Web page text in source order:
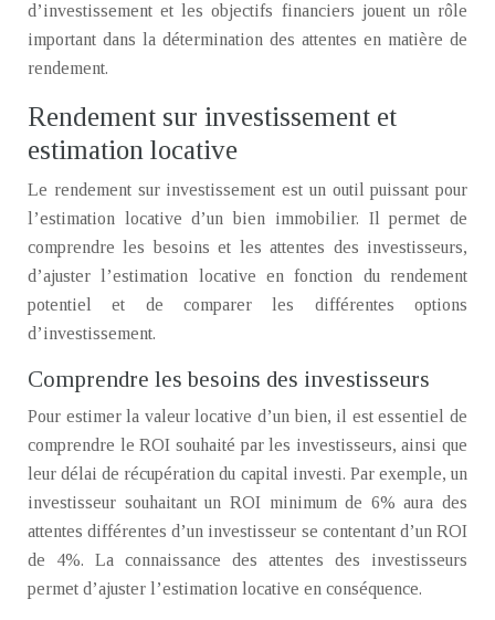
d’investissement et les objectifs financiers jouent un rôle
important dans la détermination des attentes en matière de
rendement.
Rendement sur investissement et
estimation locative
Le rendement sur investissement est un outil puissant pour
l’estimation locative d’un bien immobilier. Il permet de
comprendre les besoins et les attentes des investisseurs,
d’ajuster l’estimation locative en fonction du rendement
potentiel et de comparer les différentes options
d’investissement.
Comprendre les besoins des investisseurs
Pour estimer la valeur locative d’un bien, il est essentiel de
comprendre le ROI souhaité par les investisseurs, ainsi que
leur délai de récupération du capital investi. Par exemple, un
investisseur souhaitant un ROI minimum de 6% aura des
attentes différentes d’un investisseur se contentant d’un ROI
de 4%. La connaissance des attentes des investisseurs
permet d’ajuster l’estimation locative en conséquence.